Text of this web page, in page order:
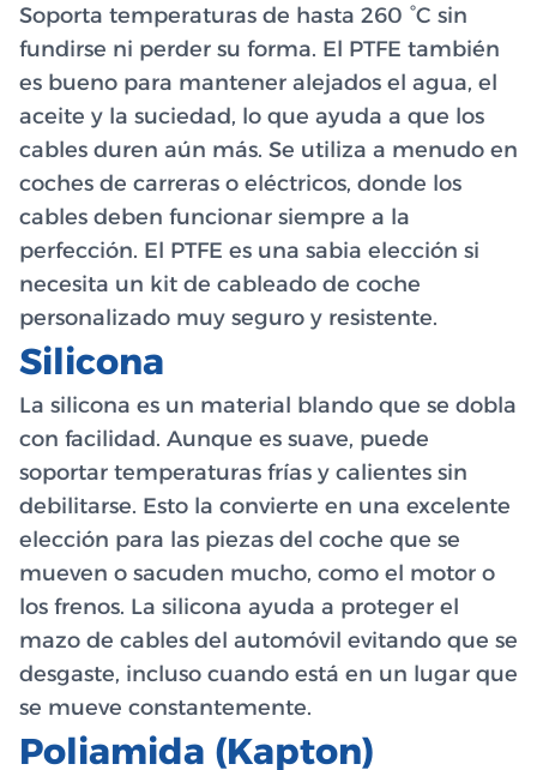
Soporta temperaturas de hasta 260 °C sin
fundirse ni perder su forma. El PTFE también
es bueno para mantener alejados el agua, el
aceite y la suciedad, lo que ayuda a que los
cables duren aún más. Se utiliza a menudo en
coches de carreras o eléctricos, donde los
cables deben funcionar siempre a la
perfección. El PTFE es una sabia elección si
necesita un kit de cableado de coche
personalizado muy seguro y resistente.
Silicona
La silicona es un material blando que se dobla
con facilidad. Aunque es suave, puede
soportar temperaturas frías y calientes sin
debilitarse. Esto la convierte en una excelente
elección para las piezas del coche que se
mueven o sacuden mucho, como el motor o
los frenos. La silicona ayuda a proteger el
mazo de cables del automóvil evitando que se
desgaste, incluso cuando está en un lugar que
se mueve constantemente.
Poliamida (Kapton)